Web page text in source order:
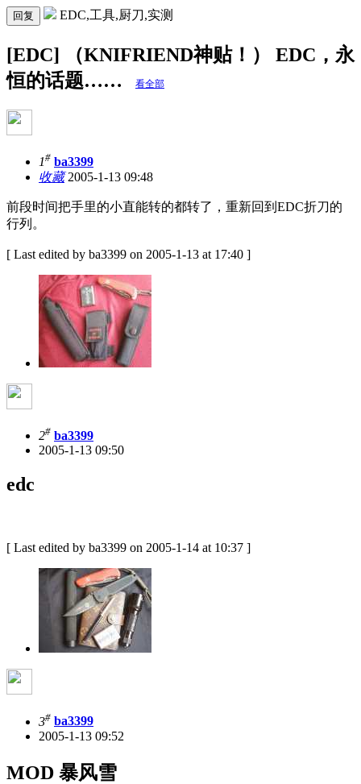
回复 EDC,工具,厨刀,实测
[EDC] （KNIFRIEND神贴！） EDC，永
恒的话题……
看全部
1# ba3399
收藏2005-1-13 09:48
前段时间把手里的小直能转的都转了，重新回到EDC折刀的
行列。
[ Last edited by ba3399 on 2005-1-13 at 17:40 ]
2# ba3399
2005-1-13 09:50
edc
[ Last edited by ba3399 on 2005-1-14 at 10:37 ]
3# ba3399
2005-1-13 09:52
MOD 暴风雪